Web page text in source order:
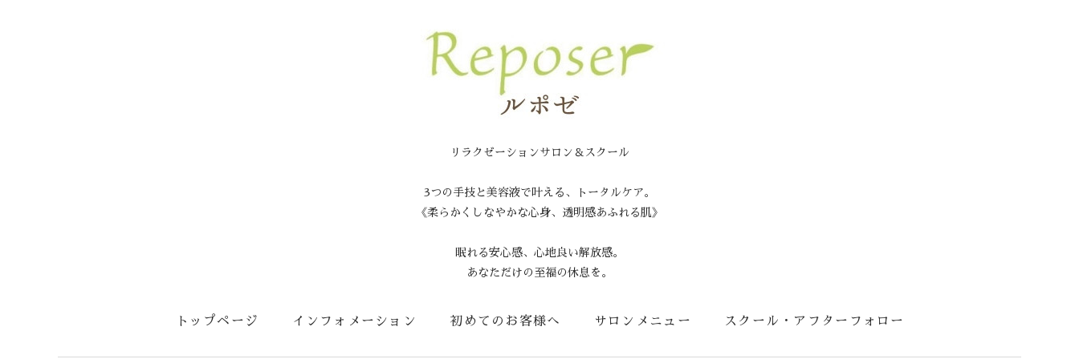
リラクゼーションサロン＆スクール
3つの手技と美容液で叶える、トータルケア。
《柔らかくしなやかな心身、透明感あふれる肌》
眠れる安心感、心地良い解放感。
あなただけの至福の休息を。
トップページ インフォメーション 初めてのお客様へ サロンメニュー スクール・アフターフォロー